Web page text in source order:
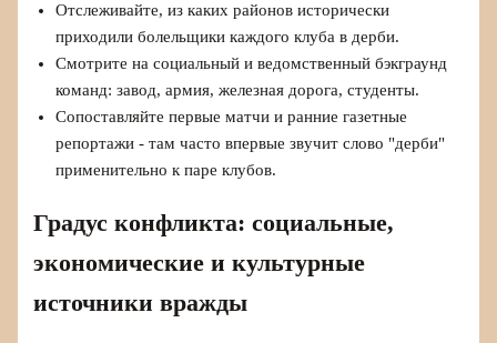
Отслеживайте, из каких районов исторически
приходили болельщики каждого клуба в дерби.
Смотрите на социальный и ведомственный бэкграунд
команд: завод, армия, железная дорога, студенты.
Сопоставляйте первые матчи и ранние газетные
репортажи - там часто впервые звучит слово "дерби"
применительно к паре клубов.
Градус конфликта: социальные,
экономические и культурные
источники вражды